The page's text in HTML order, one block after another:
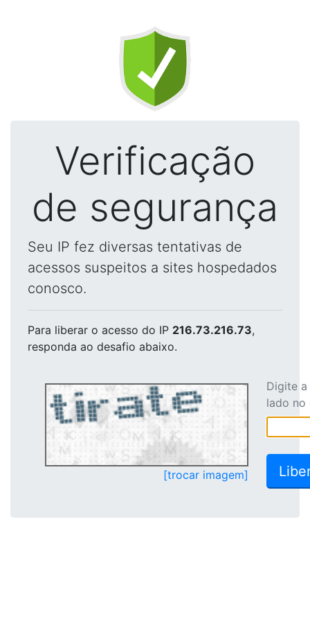
Verificação
de segurança
Seu IP fez diversas tentativas de
acessos suspeitos a sites hospedados
conosco.
Para liberar o acesso do IP 216.73.216.73,
responda ao desafio abaixo.
[trocar imagem]
Digite
lado no